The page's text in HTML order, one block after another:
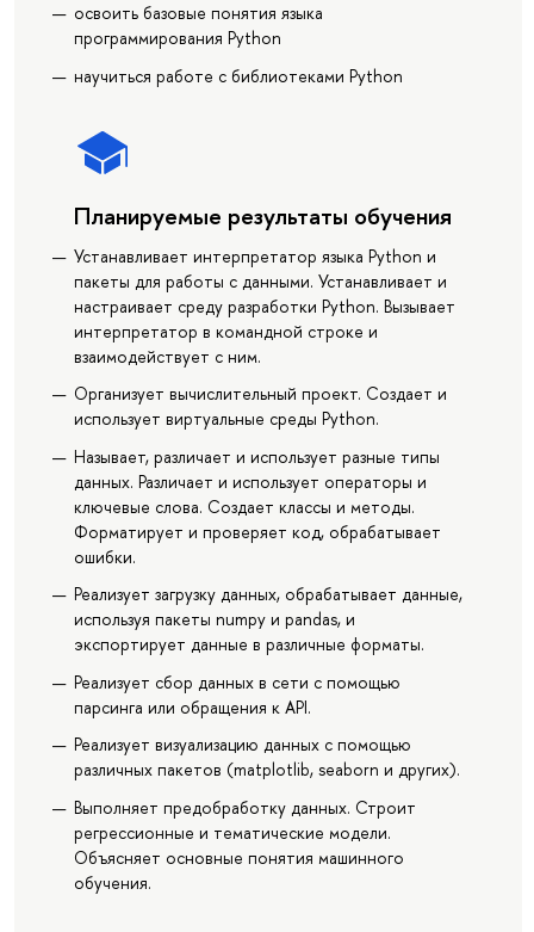
освоить базовые понятия языка
программирования Python
научиться работе с библиотеками Python
Планируемые результаты обучения
Устанавливает интерпретатор языка Python и
пакеты для работы с данными. Устанавливает и
настраивает среду разработки Python. Вызывает
интерпретатор в командной строке и
взаимодействует с ним.
Организует вычислительный проект. Создает и
использует виртуальные среды Python.
Называет, различает и использует разные типы
данных. Различает и использует операторы и
ключевые слова. Создает классы и методы.
Форматирует и проверяет код, обрабатывает
ошибки.
Реализует загрузку данных, обрабатывает данные,
используя пакеты numpy и pandas, и
экспортирует данные в различные форматы.
Реализует сбор данных в сети с помощью
парсинга или обращения к API.
Реализует визуализацию данных с помощью
различных пакетов (matplotlib, seaborn и других).
Выполняет предобработку данных. Строит
регрессионные и тематические модели.
Объясняет основные понятия машинного
обучения.